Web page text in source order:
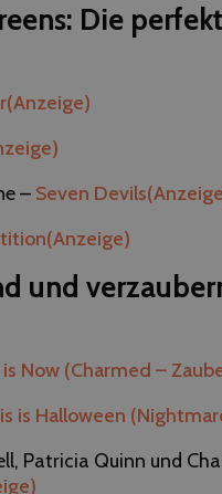
Die
(Anzeige)
– Seven Devils
(Anzeige)
und
is Now (Charmed –
is Halloween
Patricia Quinn und